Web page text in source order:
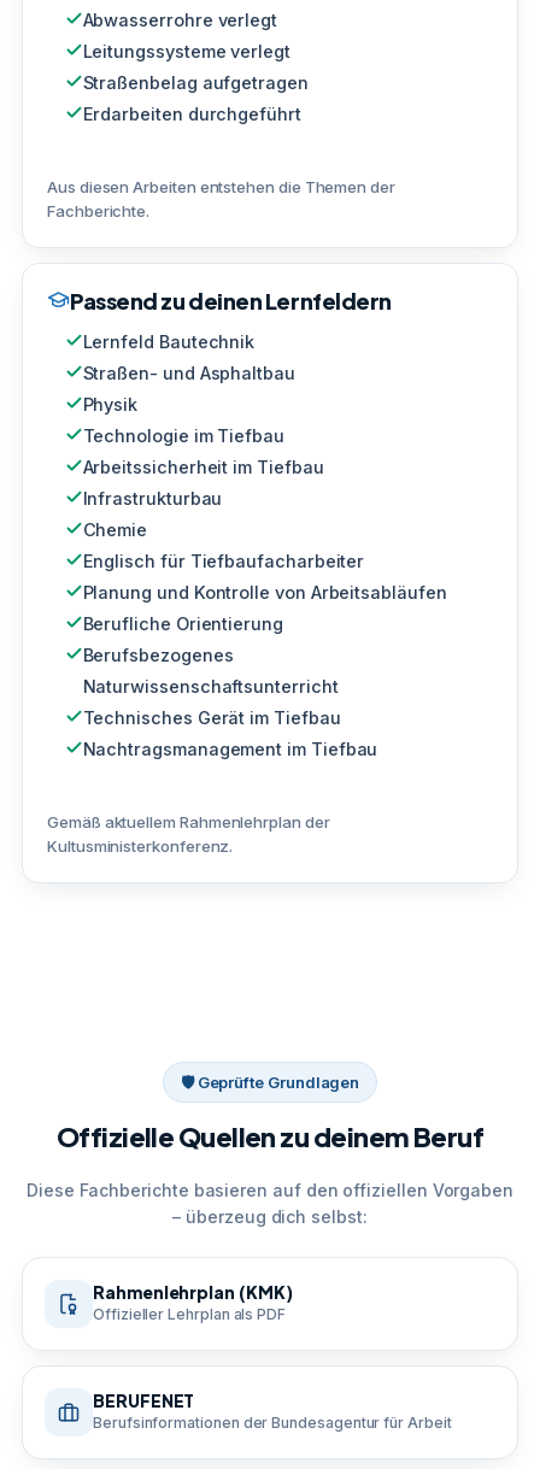
Abwasserrohre verlegt
Leitungssysteme verlegt
Straßenbelag aufgetragen
Erdarbeiten durchgeführt
Aus diesen Arbeiten entstehen die Themen der
Fachberichte.
Passend zu deinen Lernfeldern
Lernfeld Bautechnik
Straßen- und Asphaltbau
Physik
Technologie im Tiefbau
Arbeitssicherheit im Tiefbau
Infrastrukturbau
Chemie
Englisch für Tiefbaufacharbeiter
Planung und Kontrolle von Arbeitsabläufen
Berufliche Orientierung
Berufsbezogenes
Naturwissenschaftsunterricht
Technisches Gerät im Tiefbau
Nachtragsmanagement im Tiefbau
Gemäß aktuellem Rahmenlehrplan der
Kultusministerkonferenz.
🛡 Geprüfte Grundlagen
Offizielle Quellen zu deinem Beruf
Diese Fachberichte basieren auf den offiziellen Vorgaben
– überzeug dich selbst:
Rahmenlehrplan (KMK)
Offizieller Lehrplan als PDF
BERUFENET
Berufsinformationen der Bundesagentur für Arbeit